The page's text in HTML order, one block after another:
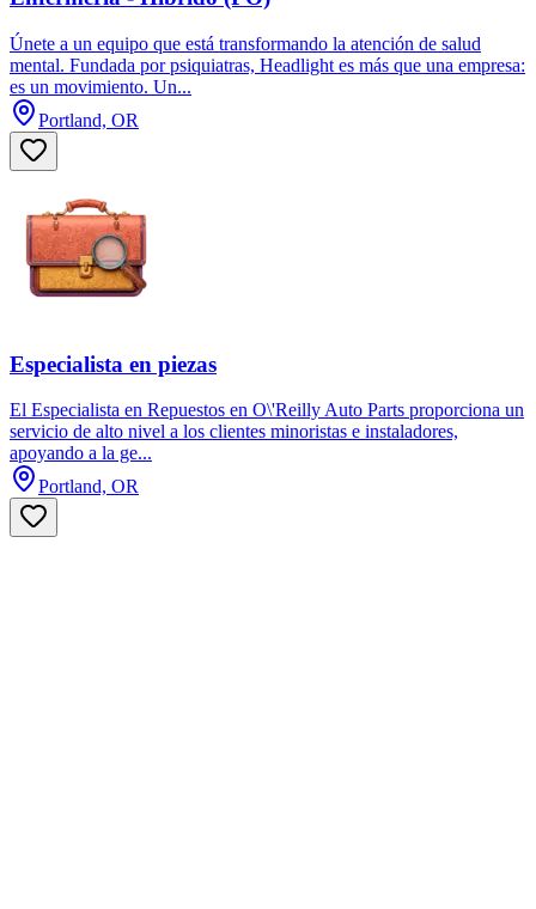
Únete a un equipo que está transformando la atención de salud
mental. Fundada por psiquiatras, Headlight es más que una empresa:
es un movimiento. Un...
Portland, OR
Especialista en piezas
El Especialista en Repuestos en O\'Reilly Auto Parts proporciona un
servicio de alto nivel a los clientes minoristas e instaladores,
apoyando a la ge...
Portland, OR